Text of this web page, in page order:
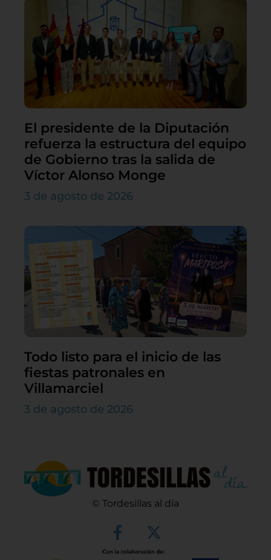
El presidente de la Diputación
refuerza la estructura del equipo
de Gobierno tras la salida de
Víctor Alonso Monge
3 de agosto de 2026
Todo listo para el inicio de las
fiestas patronales en
Villamarciel
3 de agosto de 2026
© Tordesillas al día